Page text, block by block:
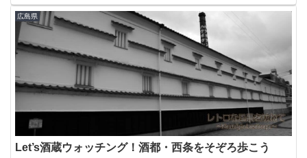
広島県
Let’s酒蔵ウォッチング！酒都・西条をそぞろ歩こう